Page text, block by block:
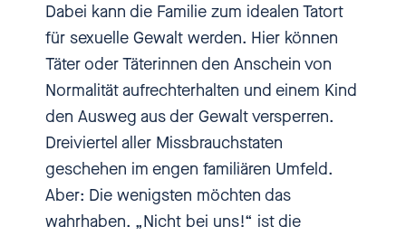
Kailouli und hier spreche ich mit
Kinderschutz-Expertinnen und -
Experten, mit Menschen, die sich
gegen sexuelle Belästigung
wehren und sexuell missbraucht
wurden und jetzt anderen Mut
machen. Hier ist einbiszwei -
damit sich was ändert.
Dabei kann die Familie zum idealen Tatort
für sexuelle Gewalt werden. Hier können
Täter oder Täterinnen den Anschein von
Normalität aufrechterhalten und einem Kind
den Ausweg aus der Gewalt versperren.
Dreiviertel aller Missbrauchstaten
geschehen im engen familiären Umfeld.
Aber: Die wenigsten möchten das
wahrhaben. „Nicht bei uns!“ ist die